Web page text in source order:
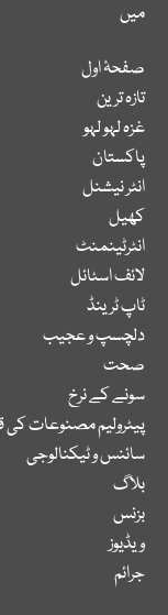
میں
صفحۂ اول
تازہ ترین
غزہ لہو لہو
پاکستان
انٹر نیشنل
کھیل
انٹرٹینمنٹ
لائف اسٹائل
ٹاپ ٹرینڈ
دلچسپ و عجیب
صحت
سونے کے نرخ
پیٹرولیم مصنوعات کی
سائنس و ٹیکنالوجی
بلاگ
بزنس
ویڈیوز
جرائم